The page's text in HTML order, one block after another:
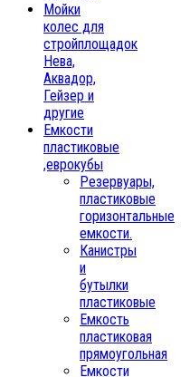
Мойки
колес для
стройплощадок
Нева,
Аквадор,
Гейзер и
другие
Емкости
пластиковые
,еврокубы
Резервуары,
пластиковые
горизонтальные
емкости.
Канистры
и
бутылки
пластиковые
Емкость
пластиковая
прямоугольная
Емкости